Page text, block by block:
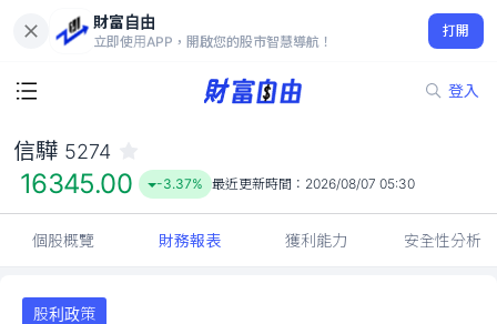
財富自由
立即使用APP，開啟您的股市智慧導航！
打開
登入
16345.00
-3.37%
信驊 5274
16345.00 -3.37% 最近更新時間： 2026/08/07 05:30
個股概覽 財務報表 獲利能力 安全性分析
股利政策